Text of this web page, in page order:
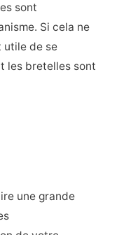
sont
Si cela ne
utile de se
les bretelles sont
une grande